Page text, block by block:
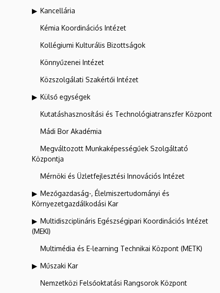
Kancellária
Kémia Koordinációs Intézet
Kollégiumi Kulturális Bizottságok
Könnyűzenei Intézet
Közszolgálati Szakértői Intézet
Külső egységek
Kutatáshasznosítási és Technológiatranszfer Központ
Mádi Bor Akadémia
Megváltozott Munkaképességűek Szolgáltató
Központja
Mérnöki és Üzletfejlesztési Innovációs Intézet
Mezőgazdaság-, Élelmiszertudományi és
Környezetgazdálkodási Kar
Multidiszciplináris Egészségipari Koordinációs Intézet
(MEKI)
Multimédia és E-learning Technikai Központ (METK)
Műszaki Kar
Nemzetközi Felsőoktatási Rangsorok Központ